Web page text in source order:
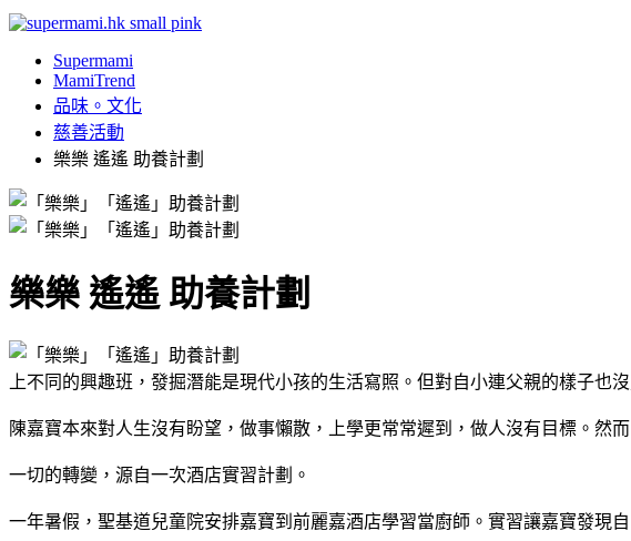
Supermami
MamiTrend
品味。文化
慈善活動
樂樂 遙遙 助養計劃
樂樂 遙遙 助養計劃
上不同的興趣班，發掘潛能是現代小孩的生活寫照。但對自小連父親的樣子
陳嘉寶本來對人生沒有盼望，做事懶散，上學更常常遲到，做人沒有目標。然
一切的轉變，源自一次酒店實習計劃。
一年暑假，聖基道兒童院安排嘉寶到前麗嘉酒店學習當廚師。實習讓嘉寶發現